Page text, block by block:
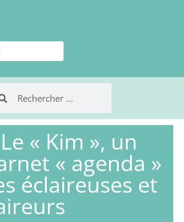
« Kim », un
« agenda »
éclaireuses et